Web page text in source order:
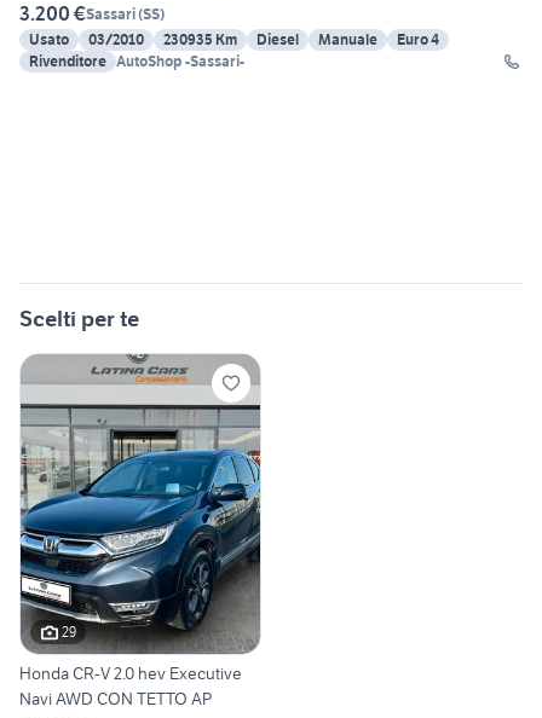
3.200 €Sassari(SS)
Usato
03/2010 230935 Km Diesel Manuale
Euro 4
Rivenditore AutoShop -Sassari-
Scelti per te
29
Honda CR-V 2.0 hev Executive
Navi AWD CON TETTO AP